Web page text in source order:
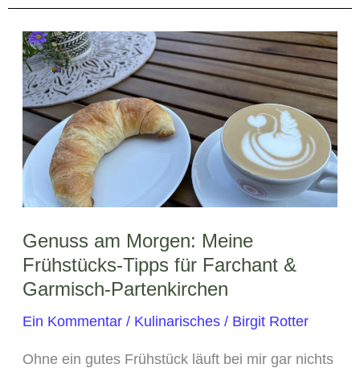
für
Garmisch-
Partenkirchen
und
die
Zugspitzregion
Genuss am Morgen: Meine
Frühstücks-Tipps für Farchant &
Garmisch-Partenkirchen
Ein Kommentar / Kulinarisches / Birgit Rotter
Ohne ein gutes Frühstück läuft bei mir gar nichts